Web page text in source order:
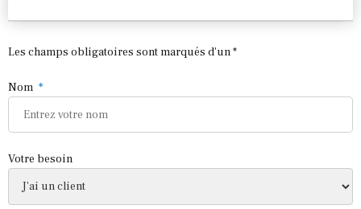
Les champs obligatoires sont marqués d'un *
Nom
Votre besoin